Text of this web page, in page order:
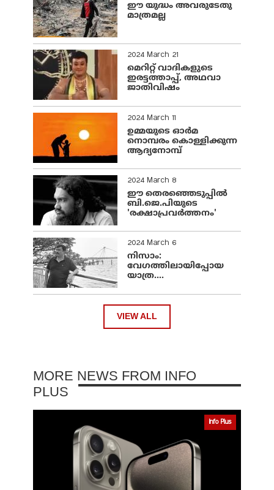
ഈ യുദ്ധം അവരുടേതു
മാത്രമല്ല
2024 March 21
മെറിറ്റ് വാദികളുടെ
ഇരട്ടത്താപ്പ്, അഥവാ
ജാതിവിഷം
2024 March 11
ഉമ്മയുടെ ഓർമ
നൊമ്പരം കൊള്ളിക്കുന്ന
ആദ്യനോമ്പ്
2024 March 8
ഈ തെരഞ്ഞെടുപ്പില്‍
ബി.ജെ.പിയുടെ
'രക്ഷാപ്രവര്‍ത്തനം'
2024 March 6
നിസാം:
വേഗത്തിലായിപ്പോയ
യാത്ര....
VIEW ALL
MORE NEWS FROM INFO
PLUS
Info Plus